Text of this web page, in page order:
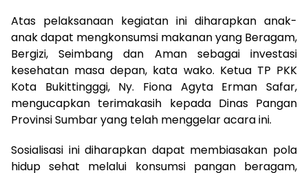
Atas pelaksanaan kegiatan ini diharapkan anak-
anak dapat mengkonsumsi makanan yang Beragam,
Bergizi, Seimbang dan Aman sebagai investasi
kesehatan masa depan, kata wako. Ketua TP PKK
Kota Bukittingggi, Ny. Fiona Agyta Erman Safar,
mengucapkan terimakasih kepada Dinas Pangan
Provinsi Sumbar yang telah menggelar acara ini.
Sosialisasi ini diharapkan dapat membiasakan pola
hidup sehat melalui konsumsi pangan beragam,